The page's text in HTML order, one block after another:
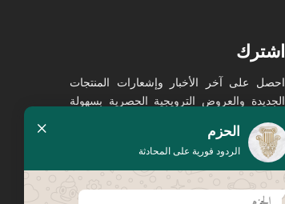
الحزم
الردود فورية على المحادثة
×
اشترك
احصل على آخر الأخبار وإشعارات المنتجات
الجديدة والعروض الترويجية الحصرية بسهولة